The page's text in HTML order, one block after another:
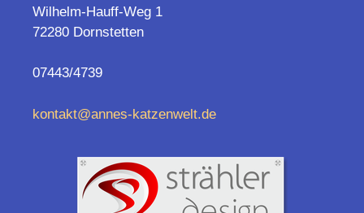
Wilhelm-Hauff-Weg 1
72280 Dornstetten
07443/4739
kontakt@annes-katzenwelt.de